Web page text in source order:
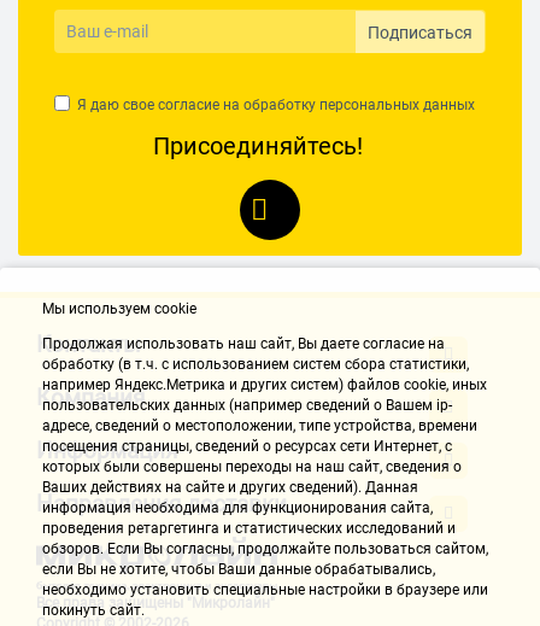
Подписаться
Я даю свое согласие на обработку персональных данных
Присоединяйтесь!
Контакты
Компания
Информация
Направления доставки
Все права защищены "Микролайн"
Мы используем cookie
Продолжая использовать наш cайт, Вы даете согласие на
обработку (в т.ч. с использованием систем сбора статистики,
например Яндекс.Метрика и других систем) файлов cookie, иных
пользовательских данных (например сведений о Вашем ip-
адресе, сведений о местоположении, типе устройства, времени
посещения страницы, сведений о ресурсах сети Интернет, с
которых были совершены переходы на наш сайт, сведения о
Ваших действиях на сайте и других сведений). Данная
информация необходима для функционирования сайта,
проведения ретаргетинга и статистических исследований и
обзоров. Если Вы согласны, продолжайте пользоваться сайтом,
если Вы не хотите, чтобы Ваши данные обрабатывались,
необходимо установить специальные настройки в браузере или
покинуть сайт.